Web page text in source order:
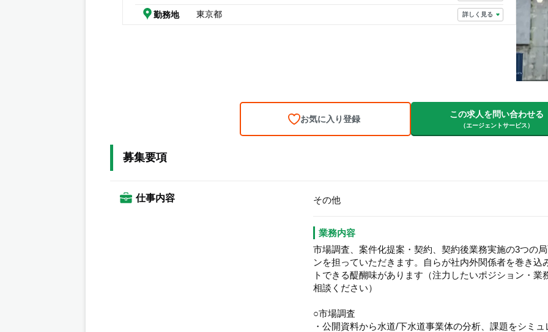
勤務地 東京都 詳しく見る
お気に入り登録 この求人を問い合わせる
（エージェントサービス）
募集要項
仕事内容 その他
業務内容
市場調査、案件化提案・契約、契約後業務実施の3つの
ンを担っていただきます。自らが社内外関係者を巻き込
トできる醍醐味があります（注力したいポジション・
相談ください）
○市場調査
・公開資料から水道/下水道事業体の分析、課題をシミュ